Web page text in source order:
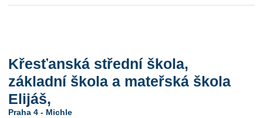
Křesťanská střední škola,
základní škola a mateřská škola
Elijáš,
Praha 4 - Michle